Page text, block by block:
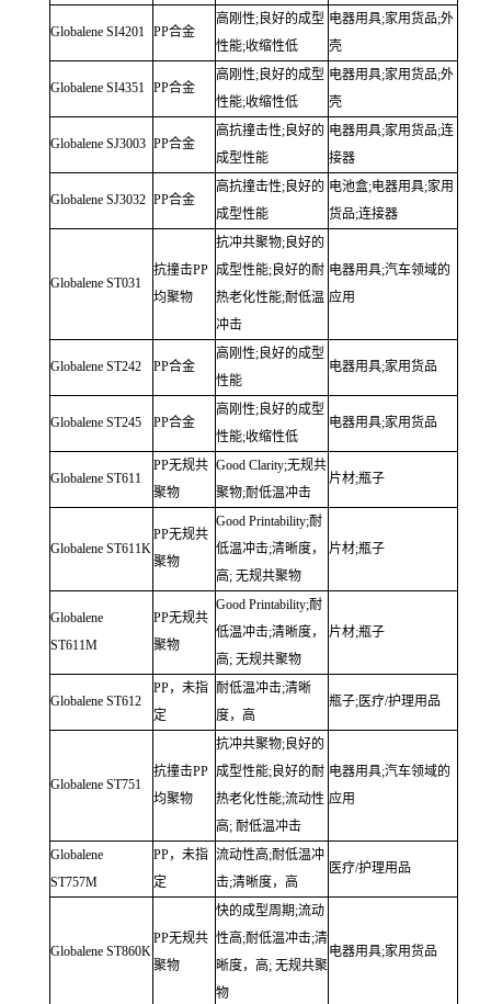
Globalene SI4201 PP合金
高刚性;良好的成型
性能;收缩性低
电器用具;家用货品;外
壳
Globalene SI4351 PP合金
高刚性;良好的成型
性能;收缩性低
电器用具;家用货品;外
壳
Globalene SJ3003 PP合金
高抗撞击性;良好的
成型性能
电器用具;家用货品;连
接器
Globalene SJ3032 PP合金
高抗撞击性;良好的
成型性能
电池盒;电器用具;家用
货品;连接器
Globalene ST031
抗撞击PP
均聚物
抗冲共聚物;良好的
成型性能;良好的耐
热老化性能;耐低温
冲击
电器用具;汽车领域的
应用
Globalene ST242 PP合金
高刚性;良好的成型
性能
电器用具;家用货品
Globalene ST245 PP合金
高刚性;良好的成型
性能;收缩性低
电器用具;家用货品
Globalene ST611
PP无规共
聚物
Good Clarity;无规共
聚物;耐低温冲击
片材;瓶子
Globalene ST611K
PP无规共
聚物
Good Printability;耐
低温冲击;清晰度，
高; 无规共聚物
片材;瓶子
Globalene
ST611M
PP无规共
聚物
Good Printability;耐
低温冲击;清晰度，
高; 无规共聚物
片材;瓶子
Globalene ST612
PP，未指
定
耐低温冲击;清晰
度，高
瓶子;医疗/护理用品
Globalene ST751
抗撞击PP
均聚物
抗冲共聚物;良好的
成型性能;良好的耐
热老化性能;流动性
高; 耐低温冲击
电器用具;汽车领域的
应用
Globalene
ST757M
PP，未指
定
流动性高;耐低温冲
击;清晰度，高
医疗/护理用品
Globalene ST860K
PP无规共
聚物
快的成型周期;流动
性高;耐低温冲击;清
晰度，高; 无规共聚
物
电器用具;家用货品